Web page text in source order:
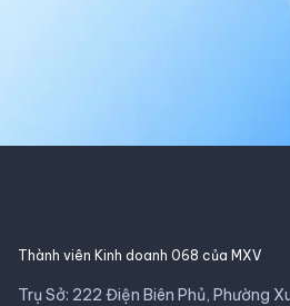
Thành viên Kinh doanh 068 của MXV
Trụ Sở: 222 Điện Biên Phủ, Phường